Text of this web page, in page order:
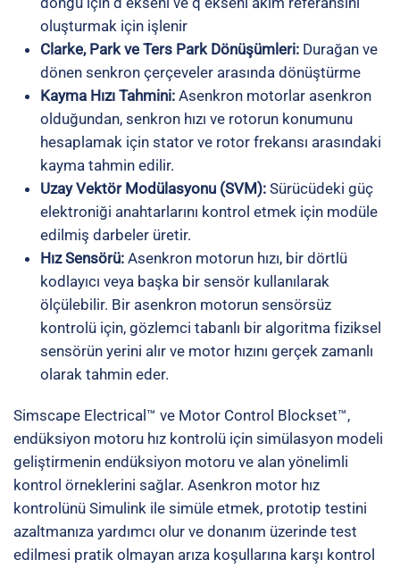
oluşturmak için işlenir
Clarke, Park ve Ters Park Dönüşümleri: Durağan ve
dönen senkron çerçeveler arasında dönüştürme
Kayma Hızı Tahmini: Asenkron motorlar asenkron
olduğundan, senkron hızı ve rotorun konumunu
hesaplamak için stator ve rotor frekansı arasındaki
kayma tahmin edilir.
Uzay Vektör Modülasyonu (SVM): Sürücüdeki güç
elektroniği anahtarlarını kontrol etmek için modüle
edilmiş darbeler üretir.
Hız Sensörü: Asenkron motorun hızı, bir dörtlü
kodlayıcı veya başka bir sensör kullanılarak
ölçülebilir. Bir asenkron motorun sensörsüz
kontrolü için, gözlemci tabanlı bir algoritma fiziksel
sensörün yerini alır ve motor hızını gerçek zamanlı
olarak tahmin eder.
Simscape Electrical™ ve Motor Control Blockset™,
endüksiyon motoru hız kontrolü için simülasyon modeli
geliştirmenin endüksiyon motoru ve alan yönelimli
kontrol örneklerini sağlar. Asenkron motor hız
kontrolünü Simulink ile simüle etmek, prototip testini
azaltmanıza yardımcı olur ve donanım üzerinde test
edilmesi pratik olmayan arıza koşullarına karşı kontrol